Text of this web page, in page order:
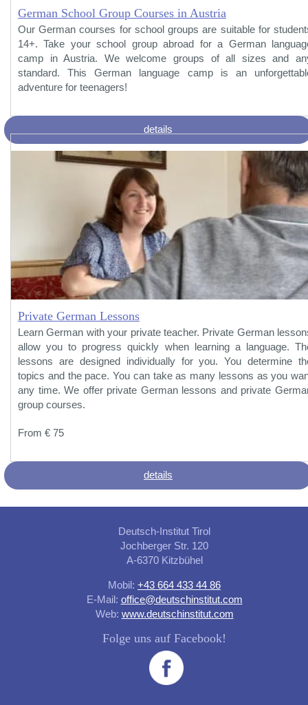
German School Group Courses in Austria
Our German courses for school groups are suitable for
14+. Take your school group abroad for a German
camp in Austria. We welcome groups of all sizes and
standard. This German language camp is an
adventure for teenagers!
details
Private German Lessons
Learn German with your private teacher. Private German
allow you to progress quickly when learning a language.
lessons are designed individually for you. You determine
topics and the pace. You can take as many lessons as you
any time. We offer private German lessons and private
group courses.
From € 75
details
Deutsch-Institut Tirol
Jochberger Str. 120
A-6370 Kitzbühel
Mobil: +43 664 433 44 86
E-Mail: office@deutschinstitut.com
Web: www.deutschinstitut.com
Folge uns auf Facebook!